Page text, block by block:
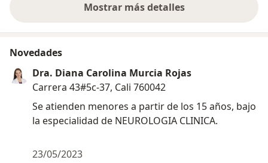
Mostrar más detalles
sobre la experiencia
Novedades
Dra. Diana Carolina Murcia Rojas
Carrera 43#5c-37, Cali 760042
Se atienden menores a partir de los 15 años, bajo
la especialidad de NEUROLOGIA CLINICA.
23/05/2023